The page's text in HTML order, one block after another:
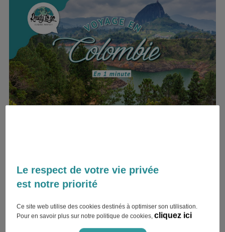
Vous rêvez d’Amérique du Sud ? Découvrez la
Colombie! Souvent citée comme le Nouvel
Eldorado, La Colombie s’est ouverte au monde et
Le respect de votre vie privée
est notre priorité
Ce site web utilise des cookies destinés à optimiser son utilisation.
Pour en savoir plus sur notre politique de cookies,cliquez ici